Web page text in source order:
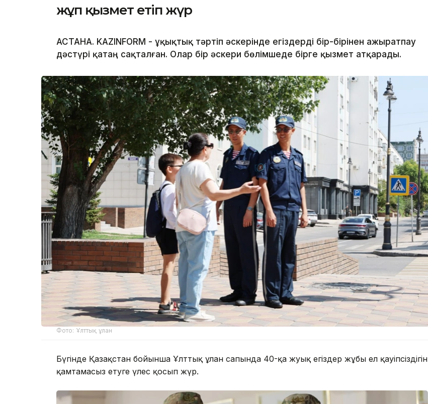
жұп қызмет етіп жүр
АСТАНА. KAZINFORM - Құқықтық тәртіп әскерінде егіздерді бір-бірінен ажыратпау
дәстүрі қатаң сақталған. Олар бір әскери бөлімшеде бірге қызмет атқарады.
Фото: Ұлттық ұлан
Бүгінде Қазақстан бойынша Ұлттық ұлан сапында 40-қа жуық егіздер жұбы ел қауіпсіздігін
қамтамасыз етуге үлес қосып жүр.